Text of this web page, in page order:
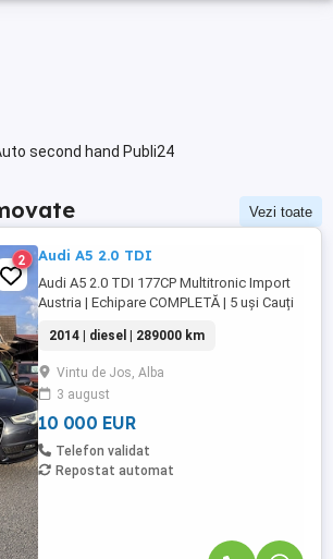
second hand Publi24
Vezi toate
2 Audi A5 2.0 TDI
Audi A5 2.0 TDI 177CP Multitronic Import
Austria | Echipare COMPLETĂ | 5 uși Cauți
Îți prezentăm Audi A5, motorizare diesel
de 2.0 litri (177CP), cutie automată
Multitronic, cu un consum mixt de doar 4.8
l 100km! Mașina este import Austria, într-o
stare foarte ...
2014 | diesel | 289000 km
Vintu de Jos, Alba
3 august
10 000 EUR
Telefon validat
Repostat automat